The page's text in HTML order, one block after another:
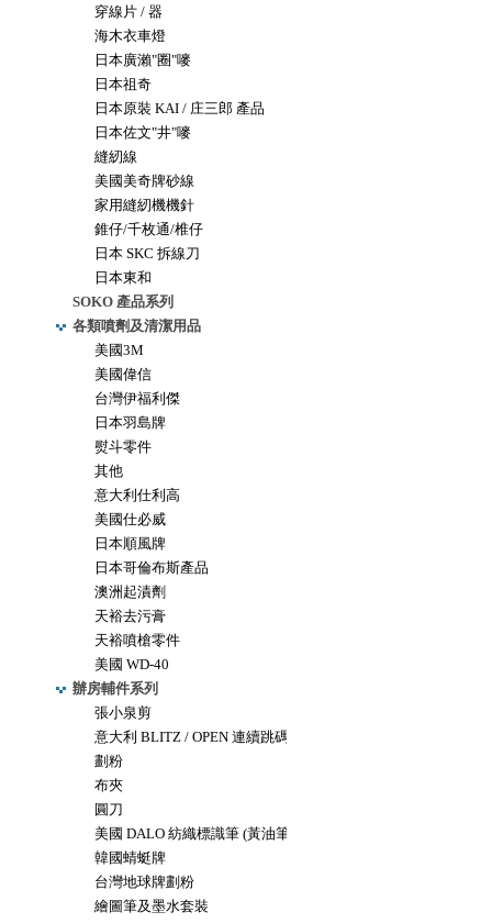
穿線片 / 器
海木衣車燈
日本廣瀨"圈"嘜
日本祖奇
日本原裝 KAI / 庄三郎 產品
日本佐文"井"嘜
縫紉線
美國美奇牌砂線
家用縫紉機機針
錐仔/千枚通/椎仔
日本 SKC 拆線刀
日本東和
SOKO 產品系列
各類噴劑及清潔用品
美國3M
美國偉信
台灣伊福利傑
日本羽島牌
熨斗零件
其他
意大利仕利高
美國仕必威
日本順風牌
日本哥倫布斯產品
澳洲起漬劑
天裕去污膏
天裕噴槍零件
美國 WD-40
辦房輔件系列
張小泉剪
意大利 BLITZ / OPEN 連續跳碼機
劃粉
布夾
圓刀
美國 DALO 紡織標識筆 (黃油筆)
韓國蜻蜓牌
台灣地球牌劃粉
繪圖筆及墨水套裝